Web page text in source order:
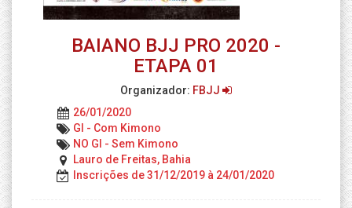
BAIANO BJJ PRO 2020 -
ETAPA 01
Organizador: FBJJ
26/01/2020
GI - Com Kimono
NO GI - Sem Kimono
Lauro de Freitas, Bahia
Inscrições de 31/12/2019 à 24/01/2020